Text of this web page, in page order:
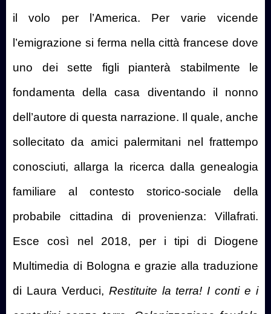
il volo per l’America. Per varie vicende
l’emigrazione si ferma nella città francese dove
uno dei sette figli pianterà stabilmente le
fondamenta della casa diventando il nonno
dell’autore di questa narrazione. Il quale, anche
sollecitato da amici palermitani nel frattempo
conosciuti, allarga la ricerca dalla genealogia
familiare al contesto storico-sociale della
probabile cittadina di provenienza: Villafrati.
Esce così nel 2018, per i tipi di Diogene
Multimedia di Bologna e grazie alla traduzione
di Laura Verduci, Restituite la terra! I conti e i